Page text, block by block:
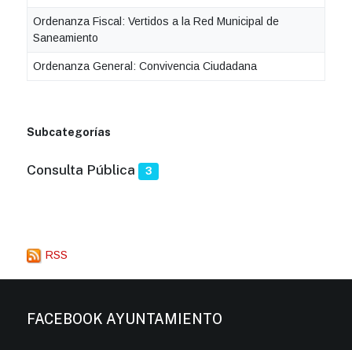
Ordenanza Fiscal: Vertidos a la Red Municipal de
Saneamiento
Ordenanza General: Convivencia Ciudadana
Subcategorías
Consulta Pública 3
RSS
FACEBOOK AYUNTAMIENTO